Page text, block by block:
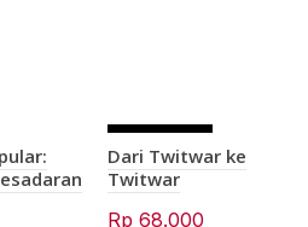
SOLD OU
T
Dari Twitwar ke
Twitwar
Rp 68.000